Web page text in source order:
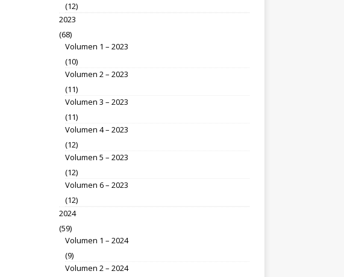
(12)
2023
(68)
Volumen 1 – 2023
(10)
Volumen 2 – 2023
(11)
Volumen 3 – 2023
(11)
Volumen 4 – 2023
(12)
Volumen 5 – 2023
(12)
Volumen 6 – 2023
(12)
2024
(59)
Volumen 1 – 2024
(9)
Volumen 2 – 2024